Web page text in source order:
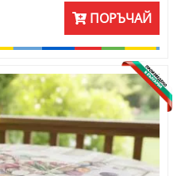
ПОРЪЧАЙ